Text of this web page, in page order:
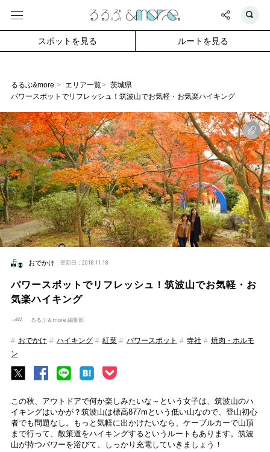
るるぶ&more. エリア一覧
茨城県
パワースポットでリフレッシュ！筑波山でお気軽・お気楽ハイキング
おでかけ 更新日：2018.11.18
パワースポットでリフレッシュ！筑波山でお気軽・お
気楽ハイキング
るるぶ＆more.編集部
おでかけ ハイキング 紅葉 パワースポット 寺社
焼肉・ホルモ
ン
この秋、アウトドアで何か楽しみたいな～という女子は、筑波山のハ
イキングはいかが？筑波山は標高877mという低い山なので、登山初心
者でも問題なし。もっと気軽に出かけたいなら、ケーブルカーで山頂
まで行って、散策道をハイキングするというルートもあります。筑波
山が持つパワーを浴びて、しっかり充電していきましょう！
スポットを見る ルートを見る